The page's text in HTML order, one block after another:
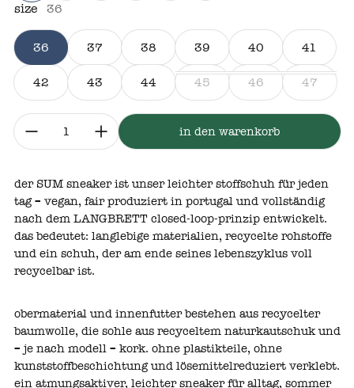
curry natur
size 36
36 37 38 39 40 41
42 43 44 45 46 47
menge:
in den warenkorb
der SUM sneaker ist unser leichter stoffschuh für jeden
tag – vegan, fair produziert in portugal und vollständig
nach dem LANGBRETT closed‑loop‑prinzip entwickelt.
das bedeutet: langlebige materialien, recycelte rohstoffe
und ein schuh, der am ende seines lebenszyklus voll
recycelbar ist.
obermaterial und innenfutter bestehen aus recycelter
baumwolle, die sohle aus recyceltem naturkautschuk und
– je nach modell – kork. ohne plastikteile, ohne
kunststoffbeschichtung und lösemittelreduziert verklebt.
ein atmungsaktiver, leichter sneaker für alltag, sommer